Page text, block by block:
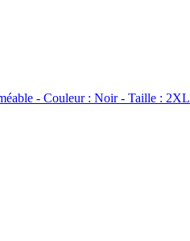
- Couleur : Noir - Taille : 2XL